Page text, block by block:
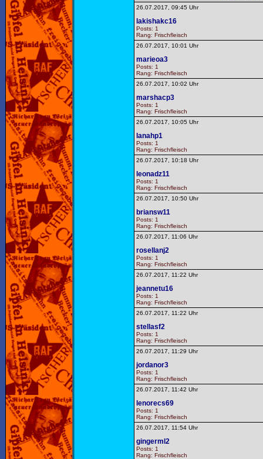
26.07.2017, 09:45 Uhr
lakishakc16
Posts: 1
Rang: Frischfleisch
26.07.2017, 10:01 Uhr
marieoa3
Posts: 1
Rang: Frischfleisch
26.07.2017, 10:02 Uhr
marshacp3
Posts: 1
Rang: Frischfleisch
26.07.2017, 10:05 Uhr
lanahp1
Posts: 1
Rang: Frischfleisch
26.07.2017, 10:18 Uhr
leonadz11
Posts: 1
Rang: Frischfleisch
26.07.2017, 10:50 Uhr
briansw11
Posts: 1
Rang: Frischfleisch
26.07.2017, 11:06 Uhr
rosellanj2
Posts: 1
Rang: Frischfleisch
26.07.2017, 11:22 Uhr
jeannetu16
Posts: 1
Rang: Frischfleisch
26.07.2017, 11:22 Uhr
stellasf2
Posts: 1
Rang: Frischfleisch
26.07.2017, 11:29 Uhr
jordanor3
Posts: 1
Rang: Frischfleisch
26.07.2017, 11:42 Uhr
lenorecs69
Posts: 1
Rang: Frischfleisch
26.07.2017, 11:54 Uhr
gingerml2
Posts: 1
Rang: Frischfleisch